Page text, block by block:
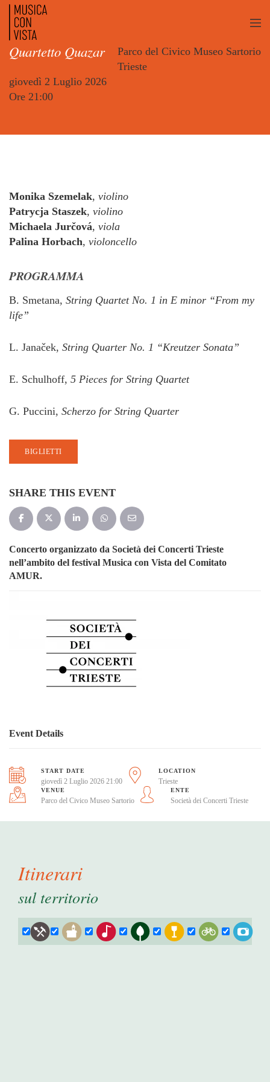
Quartetto Quazar
Parco del Civico Museo Sartorio
Trieste
giovedì 2 Luglio 2026
Ore 21:00
Monika Szemelak, violino
Patrycja Staszek, violino
Michaela Jurčová, viola
Palina Horbach, violoncello
PROGRAMMA
B. Smetana, String Quartet No. 1 in E minor “From my
life”
L. Janaček, String Quarter No. 1 “Kreutzer Sonata”
E. Schulhoff, 5 Pieces for String Quartet
G. Puccini, Scherzo for String Quarter
BIGLIETTI
SHARE THIS EVENT
Concerto organizzato da Società dei Concerti Trieste
nell’ambito del festival Musica con Vista del Comitato
AMUR.
Event Details
START DATE
giovedì 2 Luglio 2026 21:00
LOCATION
Trieste
VENUE
Parco del Civico Museo Sartorio
ENTE
Società dei Concerti Trieste
Itinerari
sul territorio